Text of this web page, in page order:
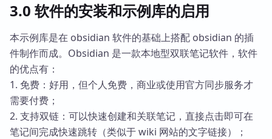
3.0 软件的安装和示例库的启用
本示例库是在 obsidian 软件的基础上搭配 obsidian 的插
件制作而成。Obsidian 是一款本地型双联笔记软件，软件
的优点有：
1. 免费：好用，但个人免费，商业或使用官方同步服务才
需要付费；
2. 支持双链：可以快速创建和关联笔记，直接点击即可在
笔记间完成快速跳转（类似于 wiki 网站的文字链接）；